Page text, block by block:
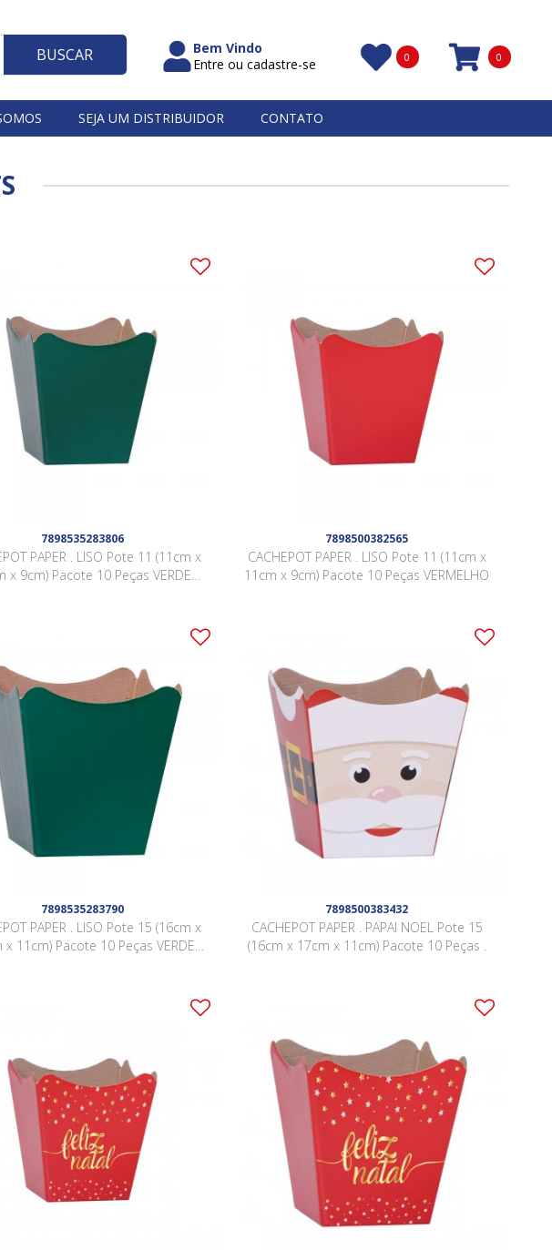
BUSCAR
0
0
Bem Vindo
Entre ou cadastre-se
SEJA UM DISTRIBUIDOR CONTATO
7898535283806
PAPER . LISO Pote 11 (11cm x
x 9cm) Pacote 10 Peças VERDE
7898500382565
CACHEPOT PAPER . LISO Pote 11 (11cm x
11cm x 9cm) Pacote 10 Peças VERMELHO
7898535283790
PAPER . LISO Pote 15 (16cm x
x 11cm) Pacote 10 Peças VERDE
7898500383432
CACHEPOT PAPER . PAPAI NOEL Pote 15
(16cm x 17cm x 11cm) Pacote 10 Peças .